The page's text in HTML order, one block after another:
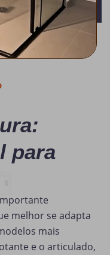
para
melhor se adapta
mais
e o articulado,